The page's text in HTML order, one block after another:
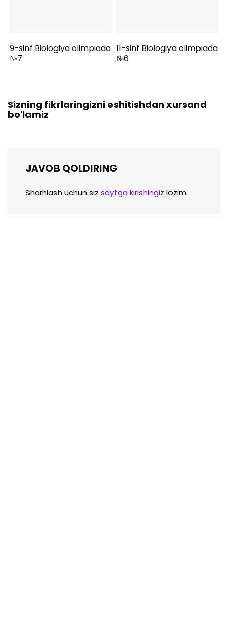
9-sinf Biologiya olimpiada
№7
11-sinf Biologiya olimpiada
№6
Sizning fikrlaringizni eshitishdan xursand
bo'lamiz
JAVOB QOLDIRING
Sharhlash uchun siz saytga kirishingiz lozim.